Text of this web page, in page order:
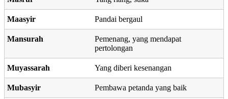
Maasyir Pandai bergaul
Mansurah
Pemenang, yang mendapat
pertolongan
Muyassarah Yang diberi kesenangan
Mubasyir Pembawa petanda yang baik